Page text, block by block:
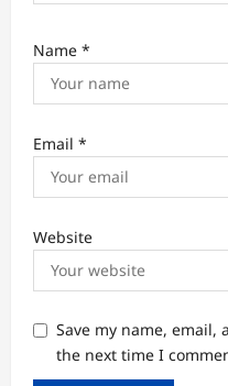
Name *
Email *
Website
Save my name,
the next time I